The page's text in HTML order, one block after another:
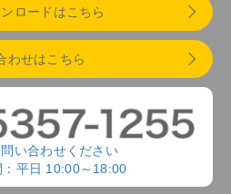
ロードはこちら
わせはこちら
い合わせください
平日 10:00～18:00